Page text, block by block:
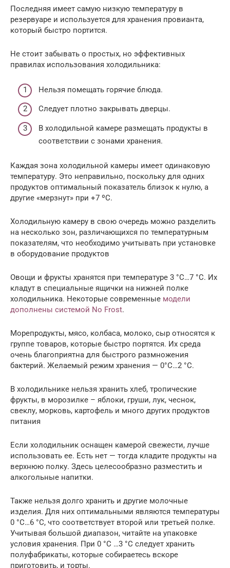
Последняя имеет самую низкую температуру в
резервуаре и используется для хранения провианта,
который быстро портится.
Не стоит забывать о простых, но эффективных
правилах использования холодильника:
Нельзя помещать горячие блюда.
Следует плотно закрывать дверцы.
В холодильной камере размещать продукты в
соответствии с зонами хранения.
Каждая зона холодильной камеры имеет одинаковую
температуру. Это неправильно, поскольку для одних
продуктов оптимальный показатель близок к нулю, а
другие «мерзнут» при +7 ºС.
Холодильную камеру в свою очередь можно разделить
на несколько зон, различающихся по температурным
показателям, что необходимо учитывать при установке
в оборудование продуктов
Овощи и фрукты хранятся при температуре 3 °C…7 °C. Их
кладут в специальные ящички на нижней полке
холодильника. Некоторые современные модели
дополнены системой No Frost.
Морепродукты, мясо, колбаса, молоко, сыр относятся к
группе товаров, которые быстро портятся. Их среда
очень благоприятна для быстрого размножения
бактерий. Желаемый режим хранения — 0°C…2 °C.
В холодильнике нельзя хранить хлеб, тропические
фрукты, в морозилке – яблоки, груши, лук, чеснок,
свеклу, морковь, картофель и много других продуктов
питания
Если холодильник оснащен камерой свежести, лучше
использовать ее. Есть нет — тогда кладите продукты на
верхнюю полку. Здесь целесообразно разместить и
алкогольные напитки.
Также нельзя долго хранить и другие молочные
изделия. Для них оптимальными являются температуры
0 °C…6 °C, что соответствует второй или третьей полке.
Учитывая большой диапазон, читайте на упаковке
условия хранения. При 0 °C …3 °C следует хранить
полуфабрикаты, которые собираетесь вскоре
приготовить, и торты.